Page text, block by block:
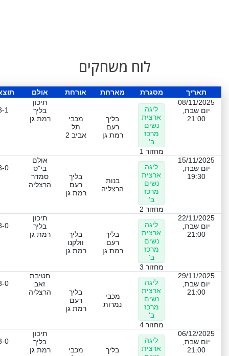
לוח משחקים
תאריך מסגרת מארחת אורחת אולם
08/11/2025
יום שבת,
21:00
ליגה
ארצית
נשים
מרכז
ב'
מחזור 1
בליך
רעם
רמת גן
מכבי
תל
אביב 2
תיכון
בליך
רמת גן
1
15/11/2025
יום שבת,
19:30
ליגה
ארצית
נשים
מרכז
ב'
מחזור 2
בנות
הרצליה
בליך
רעם
רמת גן
אולם
בי"ס
סמדר
הרצליה
0
22/11/2025
יום שבת,
21:00
ליגה
ארצית
נשים
מרכז
ב'
מחזור 3
בליך
רעם
רמת גן
בליך
וולקנו
רמת גן
תיכון
בליך
רמת גן
0
29/11/2025
יום שבת,
21:00
ליגה
ארצית
נשים
מרכז
ב'
מחזור 4
מכבי
נמרות
בליך
רעם
רמת גן
חטיבת
זאב
הרצליה
0
06/12/2025
יום שבת,
21:00
ליגה
ארצית
בליך
מכבי
תיכון
בליך
רמת גן
0